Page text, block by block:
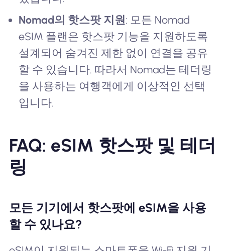
Nomad의 핫스팟 지원 : 모든 Nomad
eSIM 플랜은 핫스팟 기능을 지원하도록
설계되어 숨겨진 제한 없이 연결을 공유
할 수 있습니다. 따라서 Nomad는 테더링
을 사용하는 여행객에게 이상적인 선택
입니다.
FAQ: eSIM 핫스팟 및 테더
링
모든 기기에서 핫스팟에 eSIM을 사용
할 수 있나요?